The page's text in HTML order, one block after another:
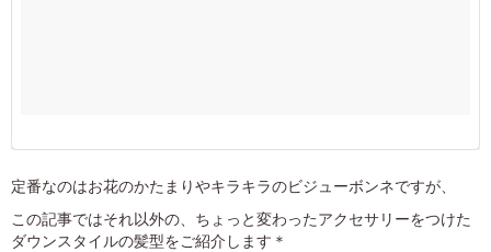
定番なのはお花のかたまりやキラキラのビジューボンネですが、
この記事ではそれ以外の、ちょっと変わったアクセサリーをつけた
ダウンスタイルの髪型をご紹介します＊